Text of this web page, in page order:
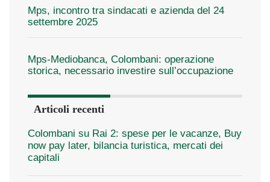
Mps, incontro tra sindacati e azienda del 24
settembre 2025
Mps-Mediobanca, Colombani: operazione
storica, necessario investire sull’occupazione
Articoli recenti
Colombani su Rai 2: spese per le vacanze, Buy
now pay later, bilancia turistica, mercati dei
capitali